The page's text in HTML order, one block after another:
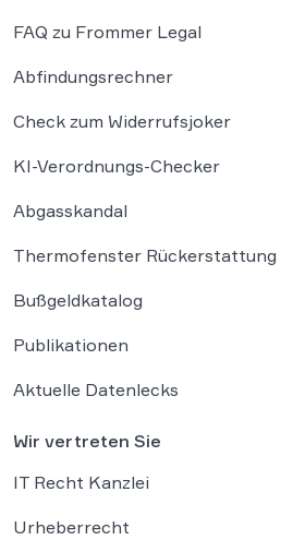
FAQ zu Frommer Legal
Abfindungsrechner
Check zum Widerrufsjoker
KI-Verordnungs-Checker
Abgasskandal
Thermofenster Rückerstattung
Bußgeldkatalog
Publikationen
Aktuelle Datenlecks
Wir vertreten Sie
IT Recht Kanzlei
Urheberrecht